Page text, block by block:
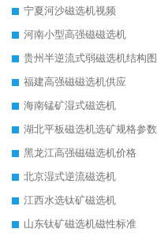
宁夏河沙磁选机视频
河南小型高强磁磁选机
贵州半逆流式弱磁选机结构图
福建高强磁磁选机供应
海南锰矿湿式磁选机
湖北平板磁选机选矿规格参数
黑龙江高强磁磁选机价格
北京湿式逆流磁选机
江西水选钛矿磁选机
山东钛矿磁选机磁性标准